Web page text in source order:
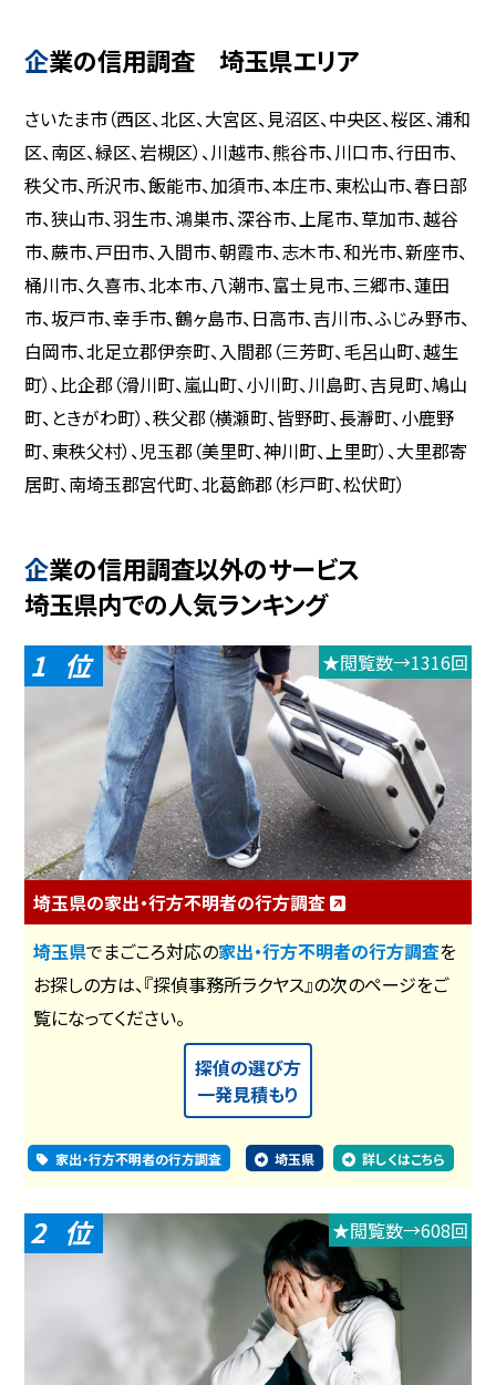
企業の信用調査 埼玉県エリア
さいたま市（西区、北区、大宮区、見沼区、中央区、桜区、浦和
区、南区、緑区、岩槻区）、川越市、熊谷市、川口市、行田市、
秩父市、所沢市、飯能市、加須市、本庄市、東松山市、春日部
市、狭山市、羽生市、鴻巣市、深谷市、上尾市、草加市、越谷
市、蕨市、戸田市、入間市、朝霞市、志木市、和光市、新座市、
桶川市、久喜市、北本市、八潮市、富士見市、三郷市、蓮田
市、坂戸市、幸手市、鶴ヶ島市、日高市、吉川市、ふじみ野市、
白岡市、北足立郡伊奈町、入間郡（三芳町、毛呂山町、越生
町）、比企郡（滑川町、嵐山町、小川町、川島町、吉見町、鳩山
町、ときがわ町）、秩父郡（横瀬町、皆野町、長瀞町、小鹿野
町、東秩父村）、児玉郡（美里町、神川町、上里町）、大里郡寄
居町、南埼玉郡宮代町、北葛飾郡（杉戸町、松伏町）
企業の信用調査以外のサービス
埼玉県内での人気ランキング
1 ★閲覧数→1316回
埼玉県の家出・行方不明者の行方調査
埼玉県でまごころ対応の家出・行方不明者の行方調査を
お探しの方は、『探偵事務所ラクヤス』の次のページをご
覧になってください。
探偵の選び方
一発見積もり
家出・行方不明者の行方調査 埼玉県 詳しくはこちら
2 ★閲覧数→608回